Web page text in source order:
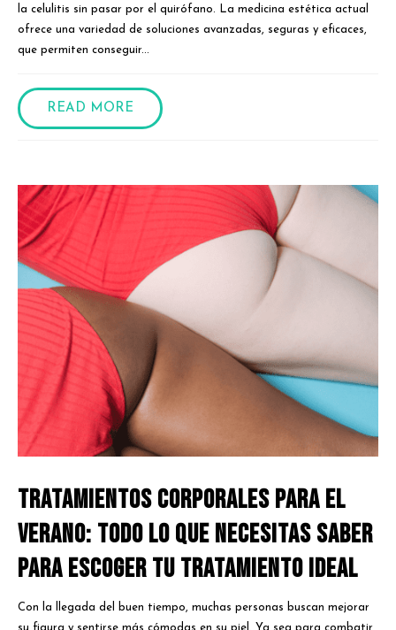
la celulitis sin pasar por el quirófano. La medicina estética actual
ofrece una variedad de soluciones avanzadas, seguras y eficaces,
que permiten conseguir...
READ MORE
Tratamientos Corporales para el
Verano: Todo lo que necesitas saber
para escoger tu tratamiento ideal
Con la llegada del buen tiempo, muchas personas buscan mejorar